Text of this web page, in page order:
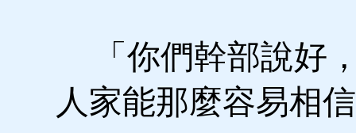
「你們幹部說好
人家能那麼容易相